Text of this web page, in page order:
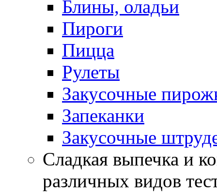
Блины, оладьи
Пироги
Пицца
Рулеты
Закусочные
Запеканки
Закусочные
Сладкая выпечка и
различных видов